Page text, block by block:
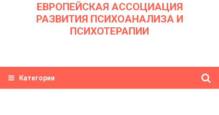
ЕВРОПЕЙСКАЯ АССОЦИАЦИЯ
РАЗВИТИЯ ПСИХОАНАЛИЗА И
ПСИХОТЕРАПИИ
Категории